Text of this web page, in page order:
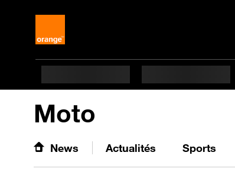
Moto
News Actualités Sports